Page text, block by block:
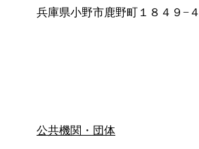
兵庫県小野市鹿野町１８４９−４
公共機関・団体